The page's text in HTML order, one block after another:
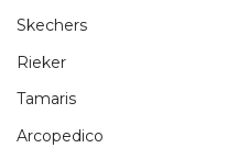
Skechers
Rieker
Tamaris
Arcopedico